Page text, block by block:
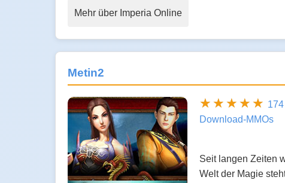
Mehr über Imperia Online
Metin2
Download-MMOs
Seit langen Zeiten
Welt der Magie